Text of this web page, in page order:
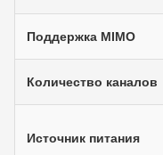
Поддержка MIMO
Количество каналов
Источник питания